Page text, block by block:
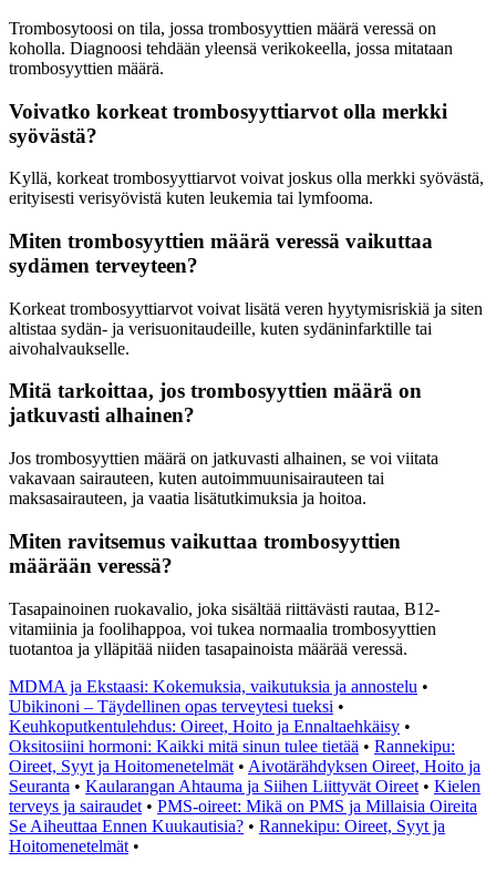
Trombosytoosi on tila, jossa trombosyyttien määrä veressä on
koholla. Diagnoosi tehdään yleensä verikokeella, jossa mitataan
trombosyyttien määrä.
Voivatko korkeat trombosyyttiarvot olla merkki
syövästä?
Kyllä, korkeat trombosyyttiarvot voivat joskus olla merkki syövästä,
erityisesti verisyövistä kuten leukemia tai lymfooma.
Miten trombosyyttien määrä veressä vaikuttaa
sydämen terveyteen?
Korkeat trombosyyttiarvot voivat lisätä veren hyytymisriskiä ja siten
altistaa sydän- ja verisuonitaudeille, kuten sydäninfarktille tai
aivohalvaukselle.
Mitä tarkoittaa, jos trombosyyttien määrä on
jatkuvasti alhainen?
Jos trombosyyttien määrä on jatkuvasti alhainen, se voi viitata
vakavaan sairauteen, kuten autoimmuunisairauteen tai
maksasairauteen, ja vaatia lisätutkimuksia ja hoitoa.
Miten ravitsemus vaikuttaa trombosyyttien
määrään veressä?
Tasapainoinen ruokavalio, joka sisältää riittävästi rautaa, B12-
vitamiinia ja foolihappoa, voi tukea normaalia trombosyyttien
tuotantoa ja ylläpitää niiden tasapainoista määrää veressä.
MDMA ja Ekstaasi: Kokemuksia, vaikutuksia ja annostelu •
Ubikinoni – Täydellinen opas terveytesi tueksi •
Keuhkoputkentulehdus: Oireet, Hoito ja Ennaltaehkäisy •
Oksitosiini hormoni: Kaikki mitä sinun tulee tietää • Rannekipu:
Oireet, Syyt ja Hoitomenetelmät • Aivotärähdyksen Oireet, Hoito ja
Seuranta • Kaularangan Ahtauma ja Siihen Liittyvät Oireet • Kielen
terveys ja sairaudet • PMS-oireet: Mikä on PMS ja Millaisia Oireita
Se Aiheuttaa Ennen Kuukautisia? • Rannekipu: Oireet, Syyt ja
Hoitomenetelmät •